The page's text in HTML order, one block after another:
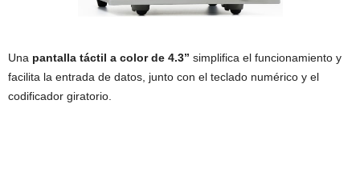
Una pantalla táctil a color de 4.3” simplifica el funcionamiento y
facilita la entrada de datos, junto con el teclado numérico y el
codificador giratorio.